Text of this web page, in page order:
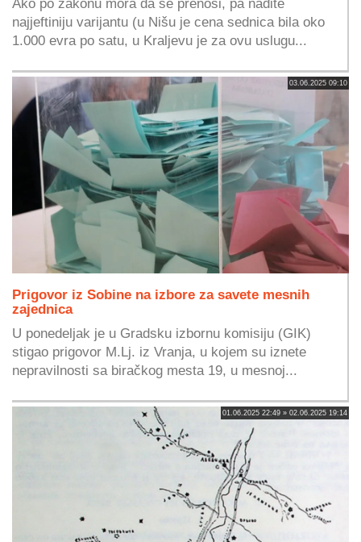
Ako po zakonu mora da se prenosi, pa nađite
najjeftiniju varijantu (u Nišu je cena sednica bila oko
1.000 evra po satu, u Kraljevu je za ovu uslugu...
03.06.2025 09:10
Prigovor iz Sobine na izbore za savete mesnih
zajednica
U ponedeljak je u Gradsku izbornu komisiju (GIK)
stigao prigovor M.Lj. iz Vranja, u kojem su iznete
nepravilnosti sa biračkog mesta 19, u mesnoj...
01.06.2025 22:49 » 02.06.2025 19:14